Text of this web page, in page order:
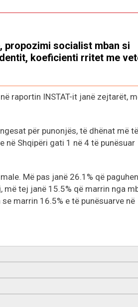
propozimi socialist mban si
koeficienti rritet me
raportin INSTAT-it janë zejtarët,
për punonjës, të dhënat më të
në Shqipëri gati 1 në 4 të punësuar
Më pas janë 26.1% që paguhen
tej janë 15.5% që marrin nga
marrin 16.5% e të punësuarve në